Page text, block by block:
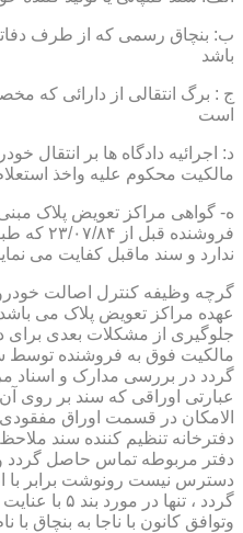
ب: بنچاق رسمی که از طرف
باشد
ج : برگ انتقالی از دارائی که
است
د: اجرائیه دادگاه ها بر انتقال
مالکیت محکوم علیه واخذ
ه- گواهی مراکز تعویض پلاک
فروشنده
ندارد و سند ماقبل کفایت می
عهده مراکز تعویض پلاک می
جلوگیری از مشکلات بعدی برای
مالکیت فوق به فروشنده توسط
گردد در بررسی مدارک و اسناد
عبارتی اوراقی که سند بر روی
الامکان در قسمت اوراق
دفترخانه تنظیم کننده سند
دفتر مربوطه تماس حاصل گردد
دسترس نیست رونوشت برابر با
گردد ، تنها
وتوافق کانون با ناجا به بنچاق